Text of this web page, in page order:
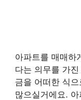
아파트를 매매하
다는 의무를 가
금을 어떠한 식
많으실거에요.